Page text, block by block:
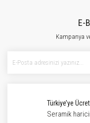
E-
Kampanya
Türkiye’ye
Seramik